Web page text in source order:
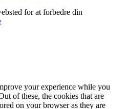
for at forbedre din
your experience while you
of these, the cookies that are
on your browser as they are